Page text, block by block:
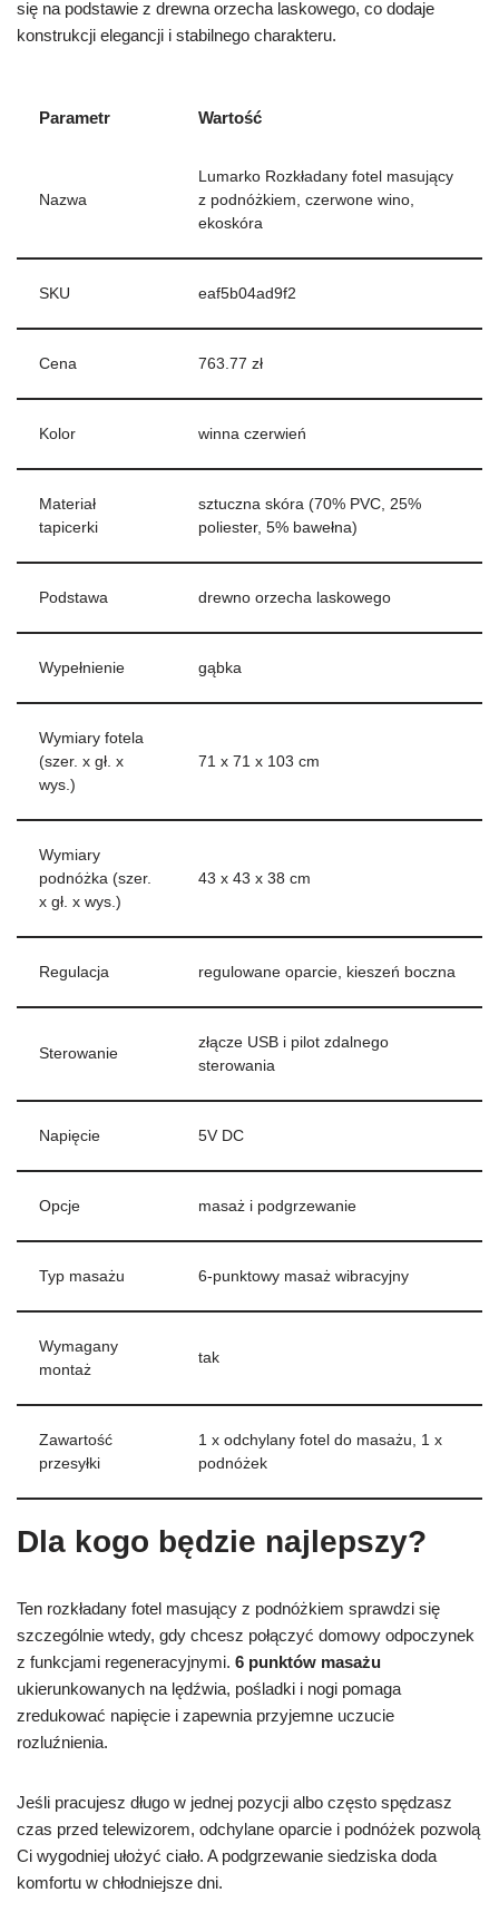
się na podstawie z drewna orzecha laskowego, co dodaje
konstrukcji elegancji i stabilnego charakteru.
Parametr Wartość
Nazwa
Lumarko Rozkładany fotel masujący
z podnóżkiem, czerwone wino,
ekoskóra
SKU eaf5b04ad9f2
Cena 763.77 zł
Kolor winna czerwień
Materiał
tapicerki
sztuczna skóra (70% PVC, 25%
poliester, 5% bawełna)
Podstawa drewno orzecha laskowego
Wypełnienie gąbka
Wymiary fotela
(szer. x gł. x
wys.)
71 x 71 x 103 cm
Wymiary
podnóżka (szer.
x gł. x wys.)
43 x 43 x 38 cm
Regulacja regulowane oparcie, kieszeń boczna
Sterowanie
złącze USB i pilot zdalnego
sterowania
Napięcie 5V DC
Opcje masaż i podgrzewanie
Typ masażu 6-punktowy masaż wibracyjny
Wymagany
montaż
tak
Zawartość
przesyłki
1 x odchylany fotel do masażu, 1 x
podnóżek
Dla kogo będzie najlepszy?
Ten rozkładany fotel masujący z podnóżkiem sprawdzi się
szczególnie wtedy, gdy chcesz połączyć domowy odpoczynek
z funkcjami regeneracyjnymi. 6 punktów masażu
ukierunkowanych na lędźwia, pośladki i nogi pomaga
zredukować napięcie i zapewnia przyjemne uczucie
rozluźnienia.
Jeśli pracujesz długo w jednej pozycji albo często spędzasz
czas przed telewizorem, odchylane oparcie i podnóżek pozwolą
Ci wygodniej ułożyć ciało. A podgrzewanie siedziska doda
komfortu w chłodniejsze dni.